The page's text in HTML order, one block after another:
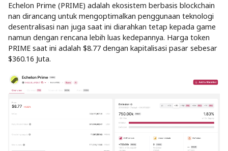
Echelon Prime (PRIME) adalah ekosistem berbasis blockchain
nan dirancang untuk mengoptimalkan penggunaan teknologi
desentralisasi nan juga saat ini diarahkan tetap kepada game
namun dengan rencana lebih luas kedepannya. Harga token
PRIME saat ini adalah $8.77 dengan kapitalisasi pasar sebesar
$360.16 Juta.